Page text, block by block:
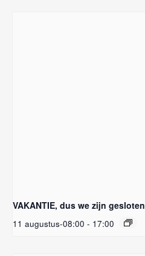
VAKANTIE, dus we zijn gesloten
11 augustus-08:00 - 17:00